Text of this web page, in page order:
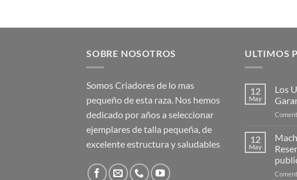
SOBRE NOSOTROS
Somos Criadores de lo mas
pequeño de esta raza. Nos hemos
dedicado por años a seleccionar
ejemplares de talla pequeña, de
excelente estructura y saludables
ULTIMOS
12
May
Los
12
May